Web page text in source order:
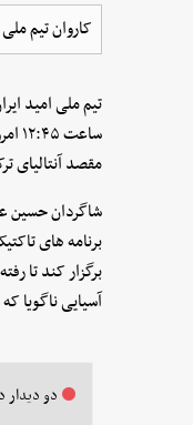
کاروان تیم
تیم ملی امید
مقصد آنتالیای
برنامه های
برگزار کند تا
آسیایی ناگویا
دو دیدار